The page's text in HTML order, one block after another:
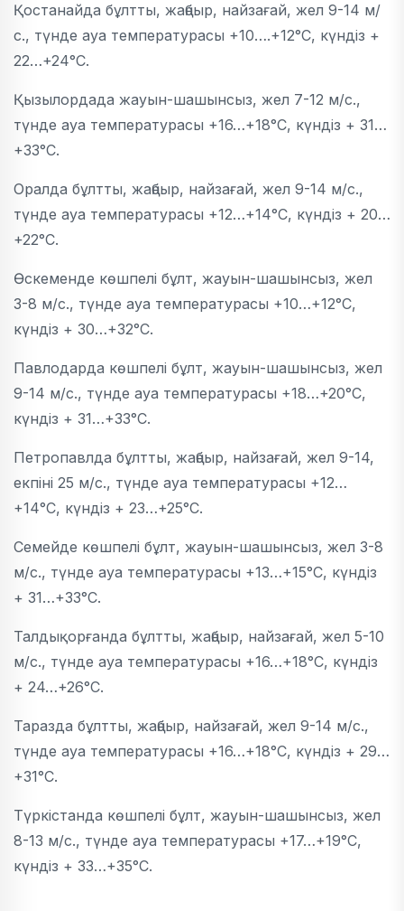
Қостанайда бұлтты, жаңбыр, найзағай, жел 9-14 м/
с., түнде ауа температурасы +10….+12°C, күндіз +
22…+24°C.
Қызылордада жауын-шашынсыз, жел 7-12 м/с.,
түнде ауа температурасы +16…+18°C, күндіз + 31…
+33°C.
Оралда бұлтты, жаңбыр, найзағай, жел 9-14 м/с.,
түнде ауа температурасы +12…+14°C, күндіз + 20…
+22°C.
Өскеменде көшпелі бұлт, жауын-шашынсыз, жел
3-8 м/с., түнде ауа температурасы +10…+12°C,
күндіз + 30…+32°C.
Павлодарда көшпелі бұлт, жауын-шашынсыз, жел
9-14 м/с., түнде ауа температурасы +18…+20°C,
күндіз + 31…+33°C.
Петропавлда бұлтты, жаңбыр, найзағай, жел 9-14,
екпіні 25 м/с., түнде ауа температурасы +12…
+14°C, күндіз + 23…+25°C.
Семейде көшпелі бұлт, жауын-шашынсыз, жел 3-8
м/с., түнде ауа температурасы +13…+15°C, күндіз
+ 31…+33°C.
Талдықорғанда бұлтты, жаңбыр, найзағай, жел 5-10
м/с., түнде ауа температурасы +16…+18°C, күндіз
+ 24…+26°C.
Таразда бұлтты, жаңбыр, найзағай, жел 9-14 м/с.,
түнде ауа температурасы +16…+18°C, күндіз + 29…
+31°C.
Түркістанда көшпелі бұлт, жауын-шашынсыз, жел
8-13 м/с., түнде ауа температурасы +17…+19°C,
күндіз + 33…+35°C.